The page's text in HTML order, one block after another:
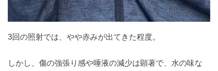
3回の照射では、やや赤みが出てきた程度。
しかし、傷の強張り感や唾液の減少は顕著で、水の味な